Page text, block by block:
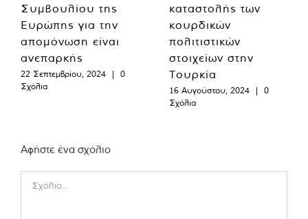
Συμβουλίου της
Ευρώπης για την
απομόνωση είναι
ανεπαρκής
22 Σεπτεμβρίου, 2024 |
0
Σχόλια
καταστολής των
κουρδικών
πολιτιστικών
στοιχείων στην
Τουρκία
16 Αυγούστου, 2024 |
0
Σχόλια
Αφήστε ένα σχόλιο